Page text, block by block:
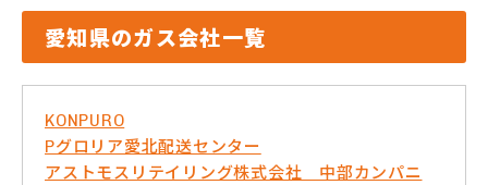
愛知県のガス会社一覧
KONPURO
Pグロリア愛北配送センター
アストモスリテイリング株式会社 中部カンパニ